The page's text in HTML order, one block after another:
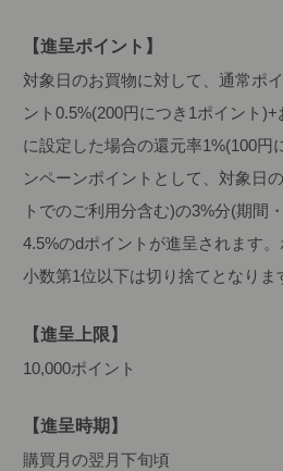
【進呈ポイント】
対象日のお買物に対して、通常ポ
ント0.5%(200円につき1ポイント
に設定した場合の還元率1%(100円
ンペーンポイントとして、対象日
トでのご利用分含む)の3%分(期間
4.5%のdポイントが進呈されます。
小数第1位以下は切り捨てとなりま
【進呈上限】
10,000ポイント
【進呈時期】
購買月の翌月下旬頃